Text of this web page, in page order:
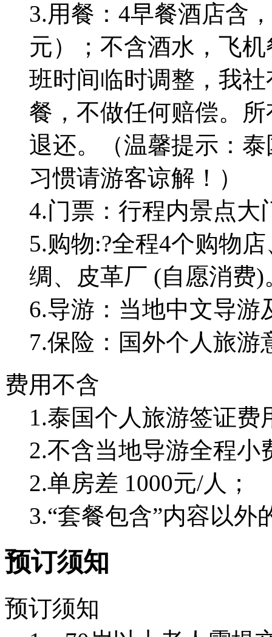
3.用餐：4早餐酒店含
元）；不含酒水，飞
班时间临时调整，我
餐，不做任何赔偿。
退还。（温馨提示：
习惯请游客谅解！）
4.门票：行程内景点大
5.购物:?全程4个购物
绸、皮革厂 (自愿消费)
6.导游：当地中文导游
7.保险：国外个人旅游
费用不含
1.泰国个人旅游签证费
2.不含当地导游全程小
2.单房差 1000元/人；
3.“套餐包含”内容以外
预订须知
预订须知